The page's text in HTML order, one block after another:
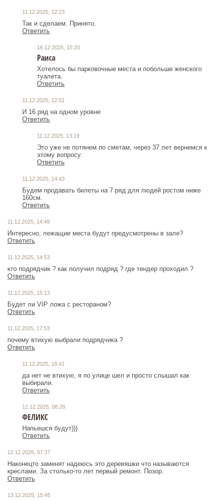
11.12.2025, 12:23
Так и сделаем. Принято.
Ответить
16.12.2025, 15:20
Раиса
Хотелось бы парковочные места и побольше женского
туалета.
Ответить
11.12.2025, 12:51
И 16 ряд на одном уровне
Ответить
11.12.2025, 13:19
Это уже не потянем по сметам, через 37 лет вернемся к
этому вопросу.
Ответить
11.12.2025, 14:43
Будем продавать билеты на 7 ряд для людей ростом ниже
160см.
Ответить
11.12.2025, 14:49
Интересно, лежащие места будут предусмотрены в зале?
Ответить
11.12.2025, 14:53
кто подрядчик ? как получил подряд ? где тендер проходил ?
Ответить
11.12.2025, 15:13
Будет ли VIP ложа с рестораном?
Ответить
11.12.2025, 17:53
почему втихую выбрали подрядчика ?
Ответить
11.12.2025, 18:41
да нет не втихую, я по улице шел и просто слышал как
выбирали.
Ответить
12.12.2025, 08:28
ФЕЛИКС
Напьешся будут)))
Ответить
12.12.2025, 07:37
Наконецто заменят надеюсь это деревяшки что называются
креслами. За столько-то лет первый ремонт. Позор.
Ответить
13.12.2025, 15:45